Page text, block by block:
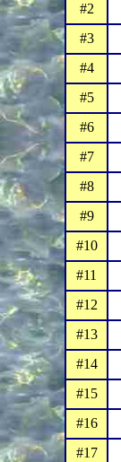
#2
#3
#4
#5
#6
#7
#8
#9
#10
#11
#12
#13
#14
#15
#16
#17